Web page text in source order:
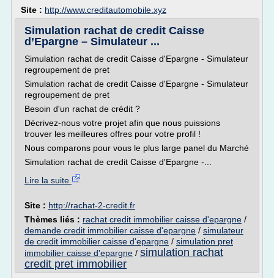
Site : http://www.creditautomobile.xyz
Simulation rachat de credit Caisse
d’Epargne – Simulateur ...
Simulation rachat de credit Caisse d'Epargne - Simulateur
regroupement de pret
Simulation rachat de credit Caisse d'Epargne - Simulateur
regroupement de pret
Besoin d'un rachat de crédit ?
Décrivez-nous votre projet afin que nous puissions
trouver les meilleures offres pour votre profil !
Nous comparons pour vous le plus large panel du Marché
Simulation rachat de credit Caisse d'Epargne -...
Lire la suite
Site : http://rachat-2-credit.fr
Thèmes liés : rachat credit immobilier caisse d'epargne /
demande credit immobilier caisse d'epargne / simulateur
de credit immobilier caisse d'epargne / simulation pret
immobilier caisse d'epargne / simulation rachat
credit pret immobilier